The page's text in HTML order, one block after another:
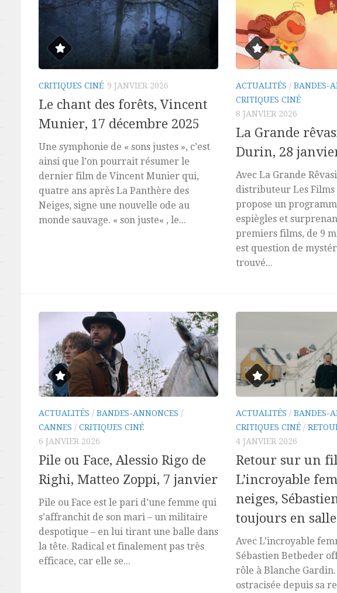
CRITIQUES CINÉ 9 JANVIER 2026
Le chant des forêts, Vincent
Munier, 17 décembre 2025
Une symphonie de « sons justes », c’est
ainsi que l’on pourrait résumer le
dernier film de Vincent Munier qui,
quatre ans après La Panthère des
Neiges, signe une nouvelle ode au
monde sauvage. « son juste« , le...
ACTUALITÉS / BANDES-
CRITIQUES CINÉ
8 JANVIER 2026
La Grande
Durin, 28
Avec La Grande
distributeur Les Films
propose un
espiègles et
premiers films, de 9
est question de
trouvé...
ACTUALITÉS / BANDES-ANNONCES /
CANNES / CRITIQUES CINÉ
6 JANVIER 2026
Pile ou Face, Alessio Rigo de
Righi, Matteo Zoppi, 7 janvier
Pile ou Face est le pari d’une femme qui
s’affranchit de son mari – un militaire
despotique – en lui tirant une balle dans
la tête. Radical et finalement pas très
efficace, car elle se...
ACTUALITÉS / BANDES-
CRITIQUES CINÉ /
4 JANVIER 2026
Retour sur un
L’incroyable
neiges,
toujours en salle
Avec L’incroyable
Sébastien Betbeder
rôle à Blanche
ostracisée depuis sa